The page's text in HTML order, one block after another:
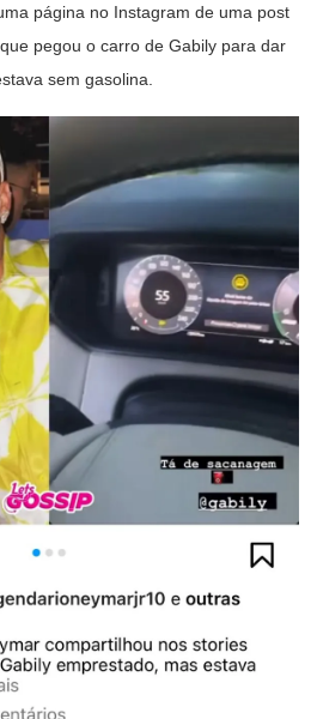
página no Instagram de uma post
pegou o carro de Gabily para dar
sem gasolina.